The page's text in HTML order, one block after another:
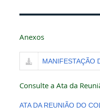
Anexos
MANIFESTAÇÃO
Consulte a Ata da
ATA DA REUNIÃO DO